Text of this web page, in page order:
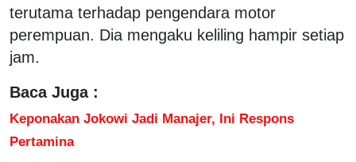
terutama terhadap pengendara motor
perempuan. Dia mengaku keliling hampir setiap
jam.
Baca Juga :
Keponakan Jokowi Jadi Manajer, Ini Respons
Pertamina